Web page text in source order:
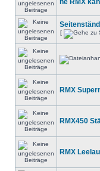
ne RMX
[
RMX
RMX450
RMX